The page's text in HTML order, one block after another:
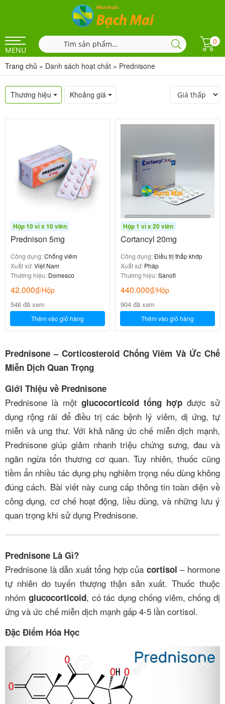
MENU
0
Trang chủ » Danh sách hoạt chất » Prednisone
Thương hiệu Khoảng giá
Hộp 10 vỉ x 10 viên
Prednison 5mg
Công dụng:Chống viêm
Xuất xứ:Việt Nam
Thương hiệu: Domesco
42.000₫/Hộp
546 đã xem
Thêm vào giỏ hàng
Hộp 1 vỉ x 20 viên
Cortancyl 20mg
Công dụng:Điều trị thấp khớp
Xuất xứ: Pháp
Thương hiệu:Sanofi
440.000₫/Hộp
904 đã xem
Thêm vào giỏ hàng
Prednisone – Corticosteroid Chống Viêm Và Ức Chế
Miễn Dịch Quan Trọng
Giới Thiệu về Prednisone
Prednisone là một glucocorticoid tổng hợp được sử
dụng rộng rãi để điều trị các bệnh lý viêm, dị ứng, tự
miễn và ung thư. Với khả năng ức chế miễn dịch mạnh,
Prednisone giúp giảm nhanh triệu chứng sưng, đau và
ngăn ngừa tổn thương cơ quan. Tuy nhiên, thuốc cũng
tiềm ẩn nhiều tác dụng phụ nghiêm trọng nếu dùng không
đúng cách. Bài viết này cung cấp thông tin toàn diện về
công dụng, cơ chế hoạt động, liều dùng, và những lưu ý
quan trọng khi sử dụng Prednisone.
Prednisone Là Gì?
Prednisone là dẫn xuất tổng hợp của cortisol – hormone
tự nhiên do tuyến thượng thận sản xuất. Thuốc thuộc
nhóm glucocorticoid, có tác dụng chống viêm, chống dị
ứng và ức chế miễn dịch mạnh gấp 4-5 lần cortisol.
Đặc Điểm Hóa Học